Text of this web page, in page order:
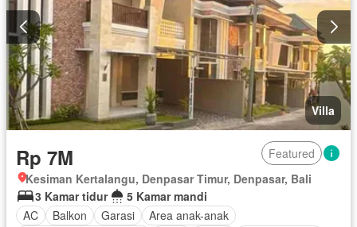
Villa
Rp 7M
Featured
Kesiman Kertalangu, Denpasar Timur, Denpasar, Bali
3 Kamar tidur
5 Kamar mandi
AC
Balkon Garasi
Area anak-anak